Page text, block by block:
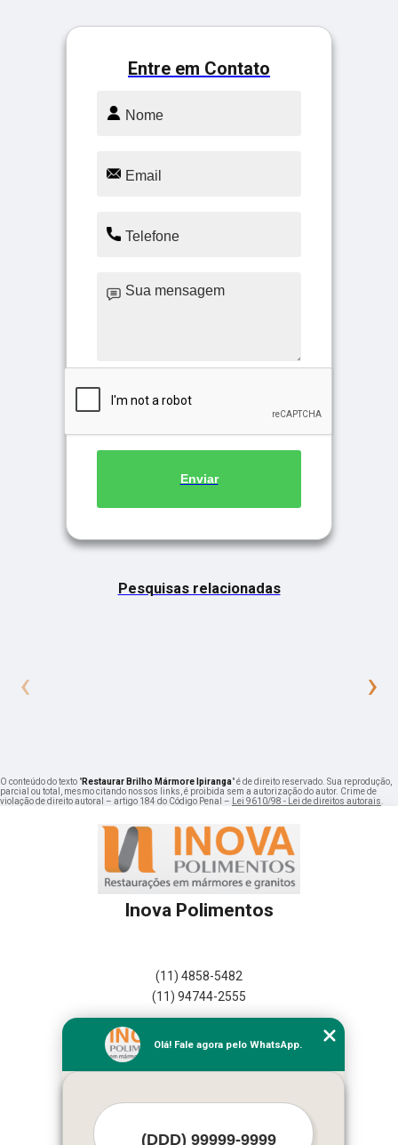
Entre em Contato
Enviar
Pesquisas relacionadas
‹ ›
O conteúdo do texto "Restaurar Brilho Mármore Ipiranga" é de direito reservado. Sua reprodução,
parcial ou total, mesmo citando nossos links, é proibida sem a autorização do autor. Crime de
violação de direito autoral – artigo 184 do Código Penal –
Lei 9610/98 - Lei de direitos autorais
Inova Polimentos
(11) 4858-5482
(11) 94744-2555
Empresa
Missão
Mapa do site
Olá! Fale agora pelo WhatsApp.